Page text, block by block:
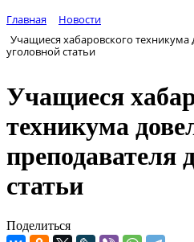
Главная
Новости
Учащиеся хабаровского техникума
уголовной статьи
Учащиеся
техникума
преподавателя
статьи
Поделиться